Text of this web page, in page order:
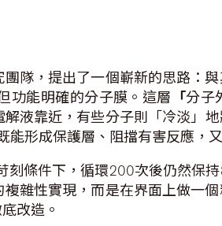
團隊，提出了一個嶄新的思路：
功能明確的分子膜。這層 「分子
解液靠近，有些分子則「冷淡」
形成保護層、阻擋有害反應，
條件下，循環200次後仍然保
雜性實現，而是在界面上做一
改造。